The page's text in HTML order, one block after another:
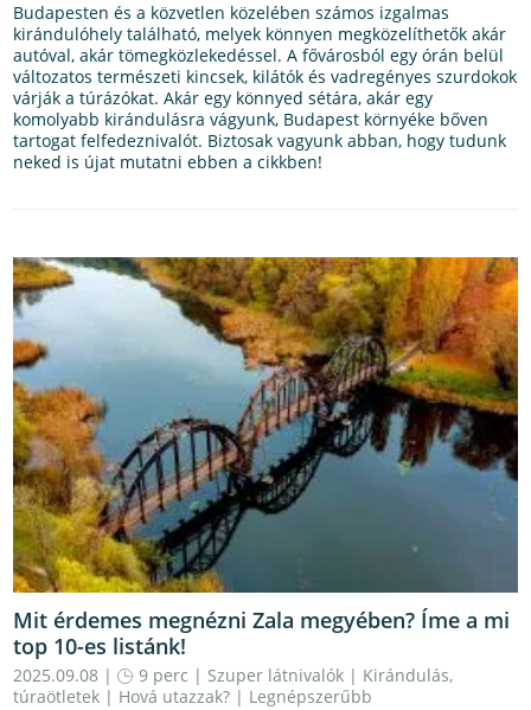
Budapesten és a közvetlen közelében számos izgalmas
kirándulóhely található, melyek könnyen megközelíthetők akár
autóval, akár tömegközlekedéssel. A fővárosból egy órán belül
változatos természeti kincsek, kilátók és vadregényes szurdokok
várják a túrázókat. Akár egy könnyed sétára, akár egy
komolyabb kirándulásra vágyunk, Budapest környéke bőven
tartogat felfedeznivalót. Biztosak vagyunk abban, hogy tudunk
neked is újat mutatni ebben a cikkben!
Mit érdemes megnézni Zala megyében? Íme a mi
top 10-es listánk!
2025.09.08 | 9 perc | Szuper látnivalók | Kirándulás,
túraötletek | Hová utazzak? | Legnépszerűbb